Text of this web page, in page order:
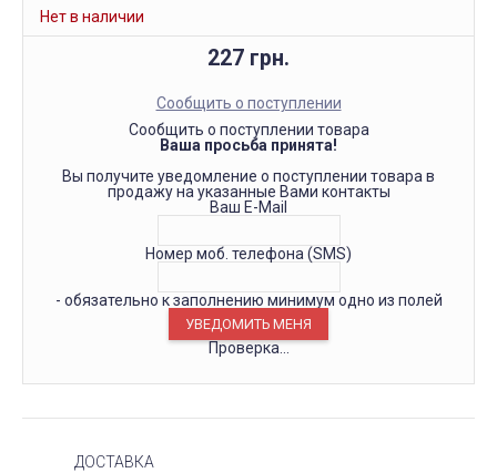
Нет в наличии
227 грн.
Сообщить о поступлении
Сообщить о поступлении товара
Ваша просьба принята!
Вы получите уведомление о поступлении товара в
продажу на указанные Вами контакты
Ваш E-Mail
Номер моб. телефона (SMS)
- обязательно к заполнению минимум одно из полей
Проверка...
ДОСТАВКА